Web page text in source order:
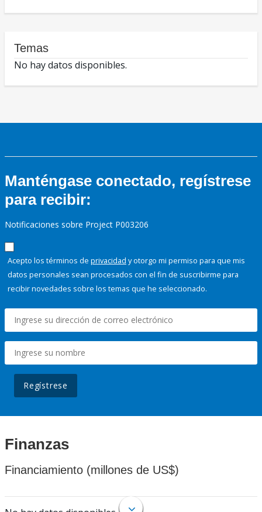
Temas
No hay datos disponibles.
Manténgase conectado, regístrese
para recibir:
Notificaciones sobre Project P003206
Acepto los términos de privacidad y otorgo mi permiso para que mis
datos personales sean procesados con el fin de suscribirme para
recibir novedades sobre los temas que he seleccionado.
Regístrese
Finanzas
Financiamiento (millones de US$)